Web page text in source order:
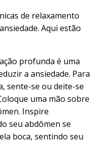
de relaxamento
Aqui estão
profunda é uma
a ansiedade. Para
sente-se ou deite-se
uma mão sobre
Inspire
seu abdômen se
boca, sentindo seu